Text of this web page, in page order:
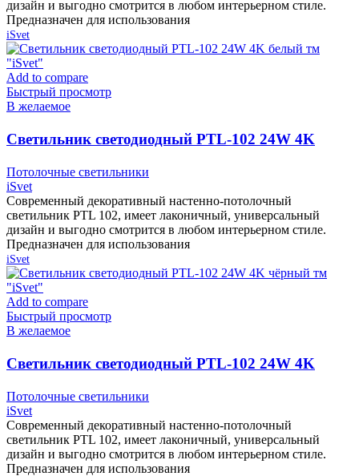
дизайн и выгодно смотрится в любом интерьерном стиле.
Предназначен для использования
iSvet
Add to compare
Быстрый просмотр
В желаемое
Cветильник светодиодный PTL-102 24W 4K
Потолочные светильники
iSvet
Современный декоративный настенно-потолочный
светильник PTL 102, имеет лаконичный, универсальный
дизайн и выгодно смотрится в любом интерьерном стиле.
Предназначен для использования
iSvet
Add to compare
Быстрый просмотр
В желаемое
Cветильник светодиодный PTL-102 24W 4K
Потолочные светильники
iSvet
Современный декоративный настенно-потолочный
светильник PTL 102, имеет лаконичный, универсальный
дизайн и выгодно смотрится в любом интерьерном стиле.
Предназначен для использования